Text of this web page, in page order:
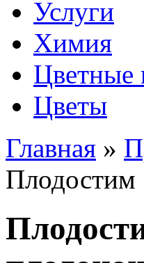
Услуги
Химия
Цветные
Цветы
Главная »
Плодостим